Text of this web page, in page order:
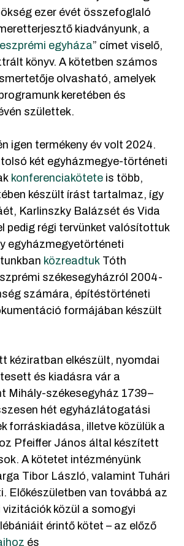
ezer évét összefoglaló
kiadványunk, a
egyháza” címet viselő,
könyv. A kötetben számos
olvasható, amelyek
keretében és
születtek.
igen termékeny év volt 2024.
két egyházmegye-történeti
konferenciakötete is több,
készült írást tartalmaz, így
Karlinszky Balázsét és Vida
pedig régi tervünket valósítottuk
egyházmegyetörténeti
közreadtuk Tóth
székesegyházról 2004-
számára, építéstörténeti
formájában készült
kéziratban elkészült, nyomdai
és kiadásra vár a
Mihály-székesegyház 1739–
hét egyházlátogatási
forráskiadása, illetve közülük a
Pfeiffer János által készített
A kötetet intézményünk
Tibor László, valamint Tuhári
Előkészületben van továbbá az
közül a somogyi
érintő kötet – az előző
és